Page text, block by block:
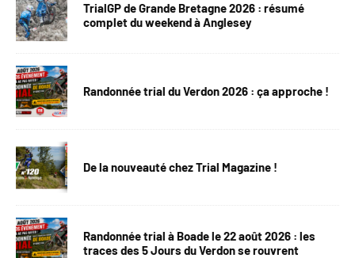
TrialGP de Grande Bretagne 2026 : résumé
complet du weekend à Anglesey
Randonnée trial du Verdon 2026 : ça approche !
De la nouveauté chez Trial Magazine !
Randonnée trial à Boade le 22 août 2026 : les
traces des 5 Jours du Verdon se rouvrent